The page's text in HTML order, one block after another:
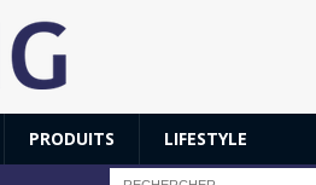
PRODUITS LIFESTYLE